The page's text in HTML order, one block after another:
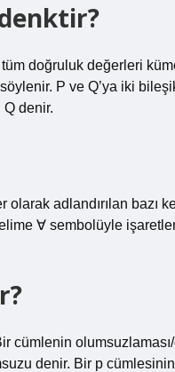
tüm doğruluk değerleri
P ve Q’ya iki
denir.
olarak adlandırılan
∀ sembolüyle
cümlenin
denir. Bir p